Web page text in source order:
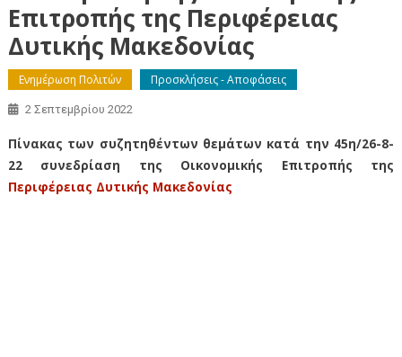
Επιτροπής της Περιφέρειας
Δυτικής Μακεδονίας
Ενημέρωση Πολιτών Προσκλήσεις - Αποφάσεις
2 Σεπτεμβρίου 2022
Πίνακας των συζητηθέντων θεμάτων κατά την 45η/26-8-
22 συνεδρίαση της Οικονομικής Επιτροπής της
Περιφέρειας Δυτικής Μακεδονίας